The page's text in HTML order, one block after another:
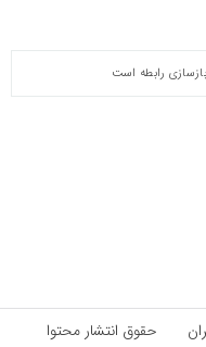
رابطه است
حقوق انتشار محتوا